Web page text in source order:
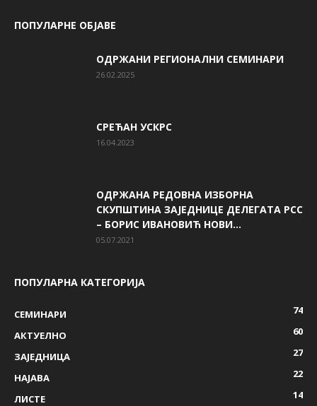
ПОПУЛАРНЕ ОБЈАВЕ
ОДРЖАНИ РЕГИОНАЛНИ СЕМИНАРИ
26.02.2025
СРЕЋАН УСКРС
16.04.2023
ОДРЖАНА РЕДОВНА ИЗБОРНА
СКУПШТИНА ЗАЈЕДНИЦЕ ДЕЛЕГАТА РСС
– БОРИС ИВАНОВИЋ НОВИ...
05.07.2021
ПОПУЛАРНА КАТЕГОРИЈА
СЕМИНАРИ
74
AКТУЕЛНО
60
ЗАЈЕДНИЦА
27
НАЈАВА
22
ЛИСТЕ
14